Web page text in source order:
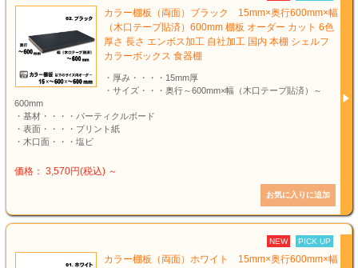
カラー棚板（両面）ブラック 15mm×奥行600mm×幅
（木口テープ貼済）600mm 棚板 オーダー カット 6色
厚さ 長さ エンボス加工 自社加工 国内 本棚 シェルフ
カラーボックス 食器棚
・厚み・・・・15mm厚
・サイズ・・・奥行～600mm×幅（木口テープ貼済）～
600mm
・基材・・・・パーティクルボード
・表面・・・・プリント紙
・木口面・・・塩ビ
価格： 3,570円(税込) ～
NEW PICK UP
カラー棚板（両面）ホワイト 15mm×奥行600mm×幅